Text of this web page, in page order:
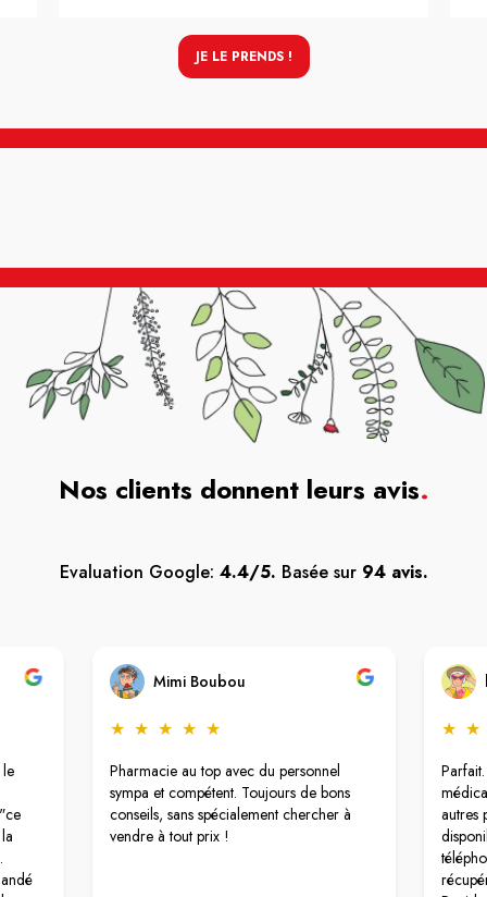
JE LE PRENDS !
Nos clients donnent leurs avis.
Evaluation Google: 4.4/5. Basée sur 94 avis.
Mimi Boubou
★ ★ ★ ★ ★
Pharmacie au top avec du personnel
sympa et compétent. Toujours de bons
conseils, sans spécialement chercher à
vendre à tout prix !
★ ★
autres